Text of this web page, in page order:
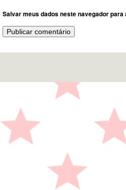
Salvar meus dados neste navegador